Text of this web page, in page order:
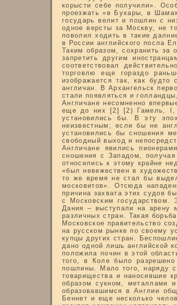
корысти себе получили».
проезжать «в Бухары, в
государь велит и пошлин с
одное версты за Москву, не
поволил ходить в такие
в России английского посла
Таким образом, сохранить
запретить другим
соответствовал
торговлю еще гораздо
изображается так, как
англичан. В Архангельск
стали появляться и
Англичане несомненно
еще до них [2] [2) Гамель, I,
установились бы. В эту
неизвестным; если бы не
установились бы сношения
свободный выход и
Англичане явились
сношения с Западом,
относились к этому крайне
«был невежествен в
то же время не стал бы
московитов». Отсюда
причина захвата этих судов
с Московским государством.
Дания – выступали на арену
различных стран. Такая
Московское правительство
на русском рынке по своему
купцы других стран.
дано одной лишь английской
положила почин в этой
того, в Коле было
пошлины. Мало того, наряду с
товарищества и наносившие
образом сукном, металлами
образовавшимся в Англии
Беннет и еще несколько